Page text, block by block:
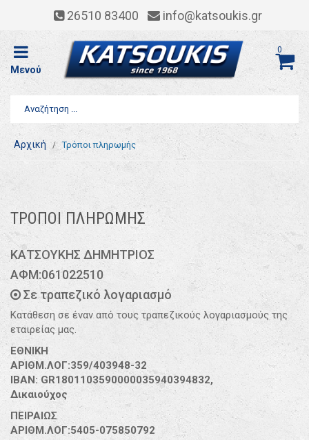
26510 83400 info@katsoukis.gr
Μενού
0
Αρχική Τρόποι πληρωμής
ΤΡΟΠΟΙ ΠΛΗΡΩΜΗΣ
ΚΑΤΣΟΥΚΗΣ ΔΗΜΗΤΡΙΟΣ
ΑΦΜ:061022510
Σε τραπεζικό λογαριασμό
Κατάθεση σε έναν από τους τραπεζικούς λογαριασμούς της
εταιρείας μας.
ΕΘΝΙΚΗ
ΑΡΙΘΜ.ΛΟΓ:359/403948-32
IBAN: GR1801103590000035940394832,
Δικαιούχος
ΠΕΙΡΑΙΩΣ
ΑΡΙΘΜ.ΛΟΓ:5405-075850792